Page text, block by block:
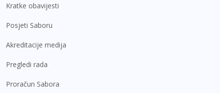
Kratke obavijesti
Posjeti Saboru
Akreditacije medija
Pregledi rada
Proračun Sabora